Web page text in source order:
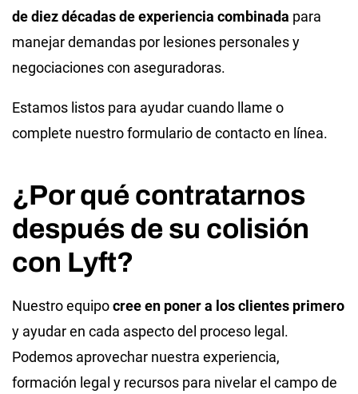
de diez décadas de experiencia combinada para
manejar demandas por lesiones personales y
negociaciones con aseguradoras.
Estamos listos para ayudar cuando llame o
complete nuestro formulario de contacto en línea.
¿Por qué contratarnos
después de su colisión
con Lyft?
Nuestro equipocree en poner a los clientes primero
y ayudar en cada aspecto del proceso legal.
Podemos aprovechar nuestra experiencia,
formación legal y recursos para nivelar el campo de